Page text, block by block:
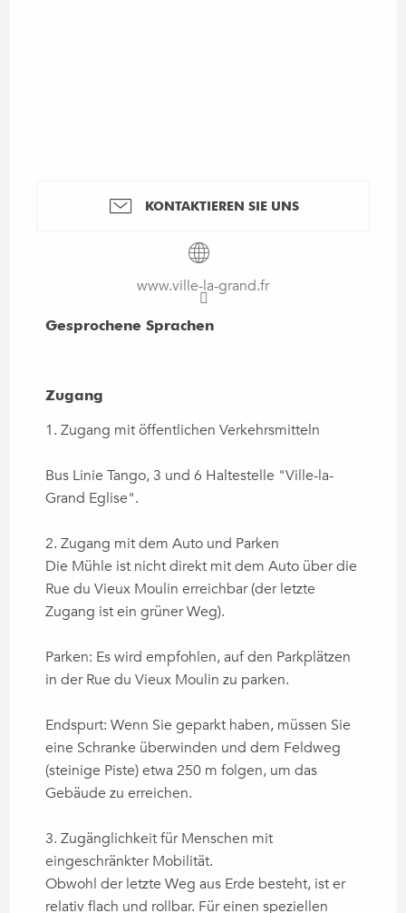
KONTAKTIEREN SIE UNS
www.ville-la-grand.fr
Gesprochene Sprachen
Gesprochene Sprachen
Zugang
Zugang
1. Zugang mit öffentlichen Verkehrsmitteln
Bus Linie Tango, 3 und 6 Haltestelle "Ville-la-
Grand Eglise".
2. Zugang mit dem Auto und Parken
Die Mühle ist nicht direkt mit dem Auto über die
Rue du Vieux Moulin erreichbar (der letzte
Zugang ist ein grüner Weg).
Parken: Es wird empfohlen, auf den Parkplätzen
in der Rue du Vieux Moulin zu parken.
Endspurt: Wenn Sie geparkt haben, müssen Sie
eine Schranke überwinden und dem Feldweg
(steinige Piste) etwa 250 m folgen, um das
Gebäude zu erreichen.
3. Zugänglichkeit für Menschen mit
eingeschränkter Mobilität.
Obwohl der letzte Weg aus Erde besteht, ist er
relativ flach und rollbar. Für einen speziellen